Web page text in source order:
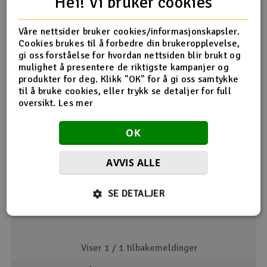
lodder ledningene til koblingene. Bruk medfølgende
krympeplast for å gi det en profesjonell finish.
Man kan bruke flere CapPack sammen. De skal da alle
plasseres så nærme regulatoren som mulig.
Product details in english
Helis:
CC CapPack is highly recommended for all 500 class and
larger heli applications where Y harnesses and long wires
the most powerful batteries.
With their high torque requirements - going from 0 to
systems. Use CC CapPack to help your system power
Produktanmeldelser
Bruker ga kun karakter
Viser 1 / 1 tilbakemeldinger
Våre nettsider bruker cookies/informasjonskapsler.
Cookies brukes til å forbedre din brukeropplevelse,
gi oss forståelse for hvordan nettsiden blir brukt og
mulighet å presentere de riktigste kampanjer og
produkter for deg. Klikk "OK" for å gi oss samtykke
til å bruke cookies, eller trykk se detaljer for full
oversikt. Les mer
OK
AVVIS ALLE
SE DETALJER